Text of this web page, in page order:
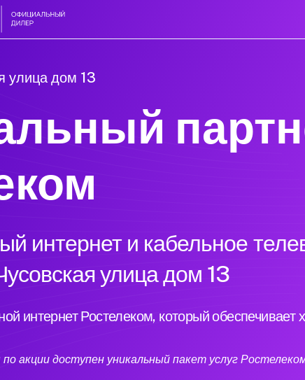
улица дом 13
интернет и кабельное
улица дом 13
интернет Ростелеком, который
акции доступен уникальный пакет услуг